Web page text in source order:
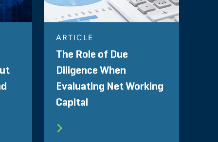
ARTICLE
The Role of Due
Diligence When
Evaluating Net Working
Capital